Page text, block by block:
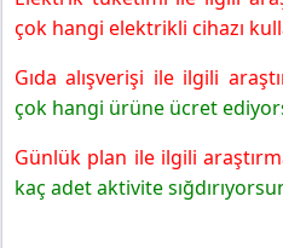
çok hangi elektrikli cihazı
Gıda alışverişi ile ilgili
çok hangi ürüne ücret
Günlük plan ile ilgili
kaç adet aktivite